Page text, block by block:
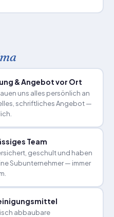
& Angebot vor Ort
uns alles persönlich an
schriftliches Angebot —
Team
geschult und haben
Subunternehmer — immer
abbaubare